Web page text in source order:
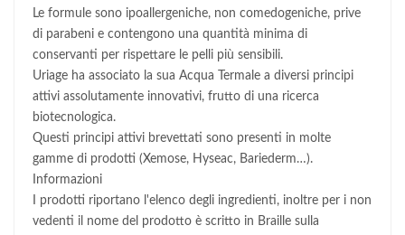
Le formule sono ipoallergeniche, non comedogeniche, prive
di parabeni e contengono una quantità minima di
conservanti per rispettare le pelli più sensibili.
Uriage ha associato la sua Acqua Termale a diversi principi
attivi assolutamente innovativi, frutto di una ricerca
biotecnologica.
Questi principi attivi brevettati sono presenti in molte
gamme di prodotti (Xemose, Hyseac, Bariederm…).
Informazioni
I prodotti riportano l'elenco degli ingredienti, inoltre per i non
vedenti il nome del prodotto è scritto in Braille sulla